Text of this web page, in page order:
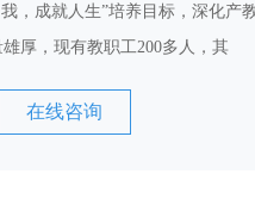
，成就人生”培养目标，深化
厚，现有教职工200多人，其
在线咨询